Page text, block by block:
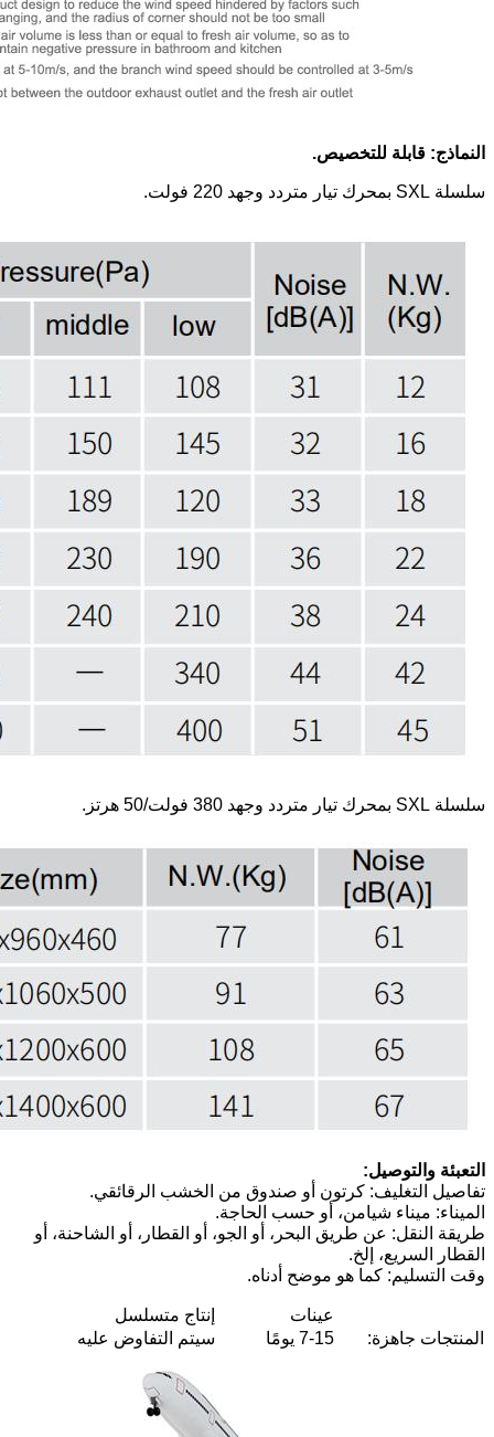
النماذج: قابلة للتخصيص.
سلسلة SXL بمحرك تيار متردد وجهد 220 فولت.
سلسلة SXL بمحرك تيار متردد وجهد 380 فولت/50 هرتز.
التعبئة والتوصيل:
تفاصيل التغليف: كرتون أو صندوق من الخشب الرقائقي.
الميناء: ميناء شيامن، أو حسب الحاجة.
طريقة النقل: عن طريق البحر، أو الجو، أو القطار، أو الشاحنة، أو
القطار السريع، إلخ.
وقت التسليم: كما هو موضح أدناه.
عينات
إنتاج متسلسل
المنتجات جاهزة:
7-15 يومًا سيتم التفاوض عليه